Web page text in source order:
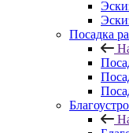
Посадка